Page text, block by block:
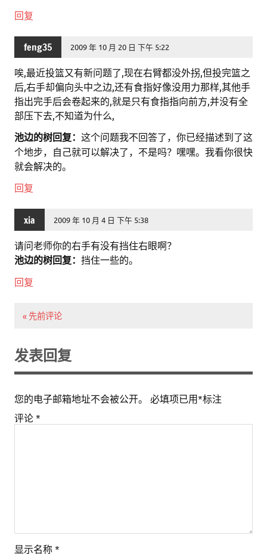
回复
feng35 2009 年 10 月 20 日 下午 5:22
唉,最近投篮又有新问题了,现在右臂都没外拐,但投完篮之
后,右手却偏向头中之边,还有食指好像没用力那样,其他手
指出完手后会卷起来的,就是只有食指指向前方,并没有全
部压下去,不知道为什么,
池边的树回复： 这个问题我不回答了，你已经描述到了这
个地步，自己就可以解决了，不是吗？嘿嘿。我看你很快
就会解决的。
回复
xia 2009 年 10 月 4 日 下午 5:38
请问老师你的右手有没有挡住右眼啊？
池边的树回复： 挡住一些的。
回复
« 先前评论
发表回复
您的电子邮箱地址不会被公开。 必填项已用*标注
评论 *
显示名称 *